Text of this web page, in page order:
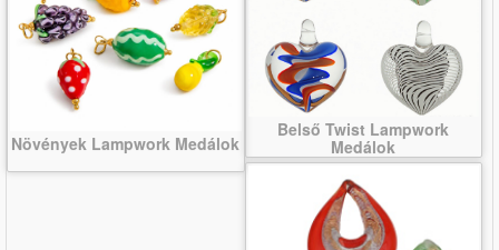
Növények Lampwork Medálok
Belső Twist Lampwork
Medálok